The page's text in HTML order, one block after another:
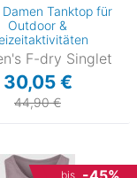
Tanktop für
Outdoor &
F-dry Singlet
30,05 €
44,90 €
bis